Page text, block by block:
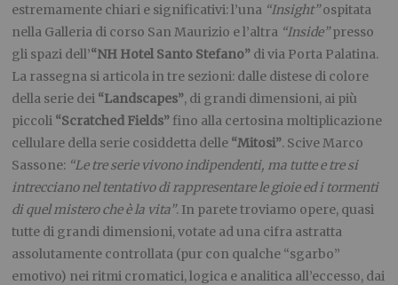
estremamente chiari e significativi: l’una “Insight”ospitata
nella Galleria di corso San Maurizio e l’altra “Inside”presso
gli spazi dell’“NH Hotel Santo Stefano” di via Porta Palatina.
La rassegna si articola in tre sezioni: dalle distese di colore
della serie dei “Landscapes”, di grandi dimensioni, ai più
piccoli “Scratched Fields” fino alla certosina moltiplicazione
cellulare della serie cosiddetta delle “Mitosi”. Scive Marco
Sassone: “Le tre serie vivono indipendenti, ma tutte e tre si
intrecciano nel tentativo di rappresentare le gioie ed i tormenti
di quel mistero che è la vita”. In parete troviamo opere, quasi
tutte di grandi dimensioni, votate ad una cifra astratta
assolutamente controllata (pur con qualche “sgarbo”
emotivo) nei ritmi cromatici, logica e analitica all’eccesso, dai